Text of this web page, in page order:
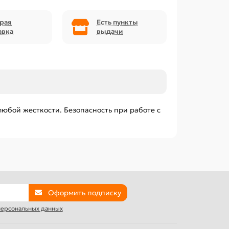
Есть пункты
выдачи
жесткости. Безопасность при работе с
Оформить подписку
данных